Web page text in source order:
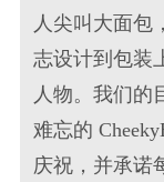
人尖叫大面
志设计到包装
人物。我们的
难忘的
庆祝，并承诺